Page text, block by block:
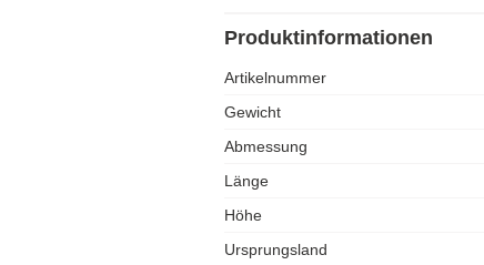
Produktinformationen
Artikelnummer
Gewicht
Abmessung
Länge
Höhe
Ursprungsland